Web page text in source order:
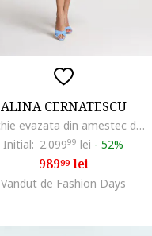
ALINA CERNATESCU
Rochie evazata din amestec de in cu slit lateral adanc Chimera, Albastru azur
Initial: 2.09999 lei - 52%
98999lei
Vandut de Fashion Days